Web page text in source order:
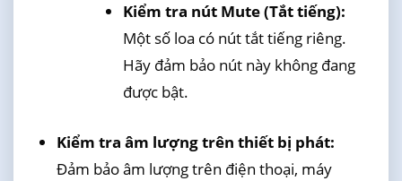
Kiểm tra nút Mute (Tắt tiếng):
Một số loa có nút tắt tiếng riêng.
Hãy đảm bảo nút này không đang
được bật.
Kiểm tra âm lượng trên thiết bị phát:
Đảm bảo âm lượng trên điện thoại, máy